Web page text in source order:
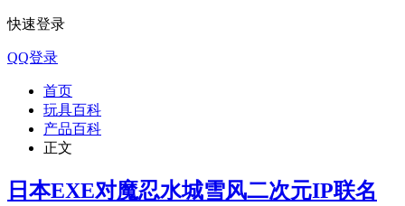
快速登录
QQ登录
首页
玩具百科
产品百科
正文
日本EXE对魔忍水城雪风二次元IP联名